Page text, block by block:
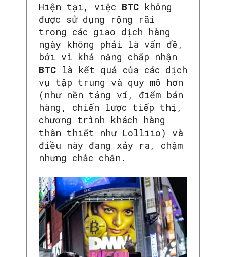
Hiện tại, việc BTC không
được sử dụng rộng rãi
trong các giao dịch hàng
ngày không phải là vấn đề,
bởi vì khả năng chấp nhận
BTC là kết quả của các dịch
vụ tập trung và quy mô hơn
(như nền tảng ví, điểm bán
hàng, chiến lược tiếp thị,
chương trình khách hàng
thân thiết như Lolliio) và
điều này đang xảy ra, chậm
nhưng chắc chắn.